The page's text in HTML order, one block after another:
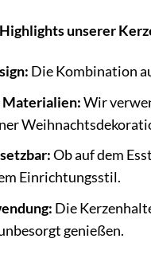
unserer
Die Kombination
Wir
Ob auf dem
Einrichtungsstil.
Die
genießen.